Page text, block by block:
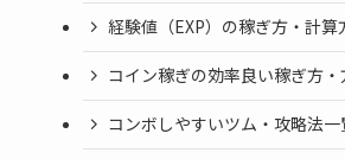
経験値（EXP）の稼ぎ方・計算
コイン稼ぎの効率良い稼ぎ方・
コンボしやすいツム・攻略法一